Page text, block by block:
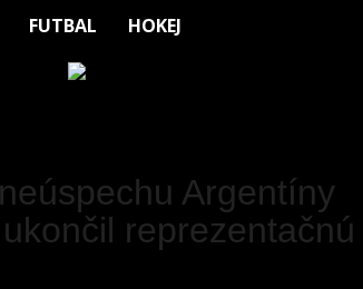
FUTBAL HOKEJ
Argentíny
reprezentačnú